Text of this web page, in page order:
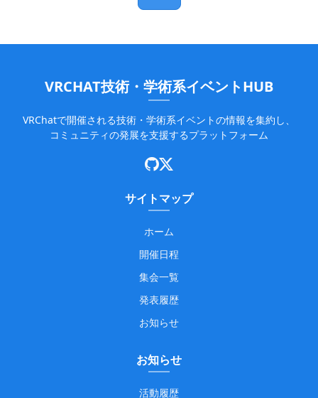
VRCHAT技術・学術系イベントHUB
VRChatで開催される技術・学術系イベントの情報を集約し、
コミュニティの発展を支援するプラットフォーム
サイトマップ
ホーム
開催日程
集会一覧
発表履歴
お知らせ
お知らせ
活動履歴